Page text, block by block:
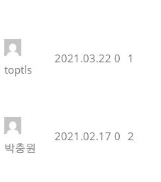
toptls
2021.03.22 0 1
박충원
2021.02.17 0 2